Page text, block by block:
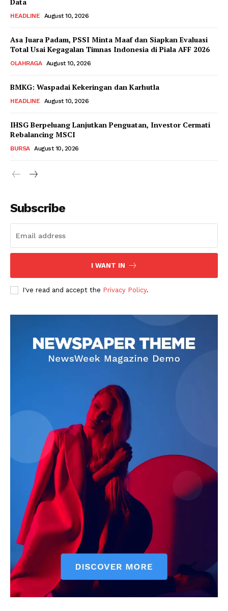
HEADLINE August 10, 2026
Asa Juara Padam, PSSI Minta Maaf dan Siapkan Evaluasi
Total Usai Kegagalan Timnas Indonesia di Piala AFF 2026
OLAHRAGA August 10, 2026
BMKG: Waspadai Kekeringan dan Karhutla
HEADLINE August 10, 2026
IHSG Berpeluang Lanjutkan Penguatan, Investor Cermati
Rebalancing MSCI
BURSA August 10, 2026
Subscribe
I WANT IN
I've read and accept the Privacy Policy.